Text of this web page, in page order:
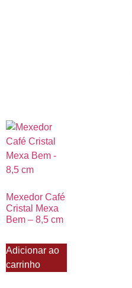
Mexedor Café
Cristal Mexa
Bem – 8,5 cm
Adicionar ao
carrinho